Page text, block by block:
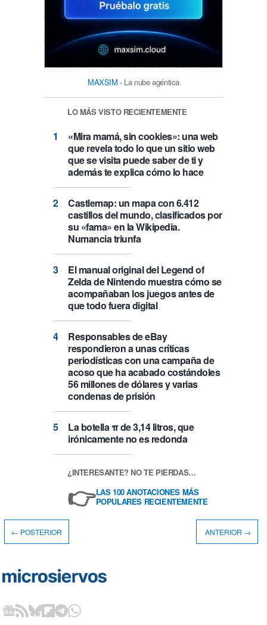
MAXSIM - La nube agéntica
LO MÁS VISTO RECIENTEMENTE
«Mira mamá, sin cookies»: una web
que revela todo lo que un sitio web
que se visita puede saber de ti y
además te explica cómo lo hace
Castlemap: un mapa con 6.412
castillos del mundo, clasificados por
su «fama» en la Wikipedia.
Numancia triunfa
El manual original del Legend of
Zelda de Nintendo muestra cómo se
acompañaban los juegos antes de
que todo fuera digital
Responsables de eBay
respondieron a unas críticas
periodísticas con una campaña de
acoso que ha acabado costándoles
56 millones de dólares y varias
condenas de prisión
La botella π de 3,14 litros, que
irónicamente no es redonda
¿INTERESANTE? NO TE PIERDAS…
👉LAS 100 ANOTACIONES MÁS
POPULARES RECIENTEMENTE
← POSTERIOR ANTERIOR →